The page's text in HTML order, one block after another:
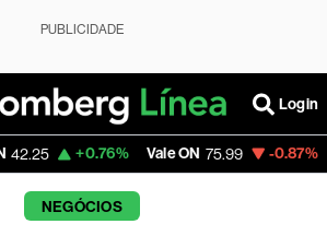
PUBLICIDADE
Login
+0.76% Vale ON 75.99 -0.87% Itaú PN
NEGÓCIOS